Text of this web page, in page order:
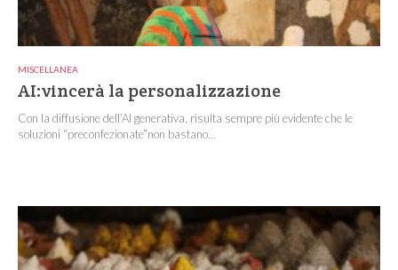
MISCELLANEA
AI:vincerà la personalizzazione
Con la diffusione dell’AI generativa, risulta sempre più evidente che le
soluzioni “preconfezionate”non bastano...